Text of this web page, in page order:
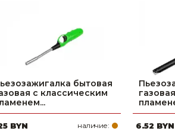
бытовая
с классическим
BYN наличие: 6.52 BYN